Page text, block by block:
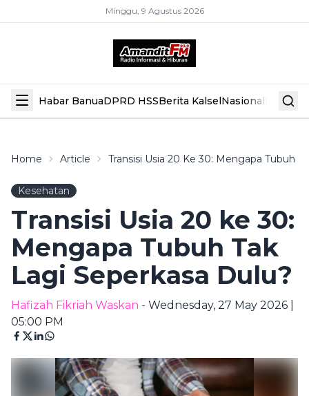
Minggu, 9 Agustus 2026
Habar BanuaDPRD HSSBerita KalselNasional Hiburan
Home Article Transisi Usia 20 Ke 30: Mengapa Tubuh
Kesehatan
Transisi Usia 20 ke 30:
Mengapa Tubuh Tak
Lagi Seperkasa Dulu?
Hafizah Fikriah Waskan - Wednesday, 27 May 2026 |
05:00 PM